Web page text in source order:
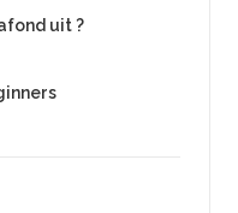
uit ?